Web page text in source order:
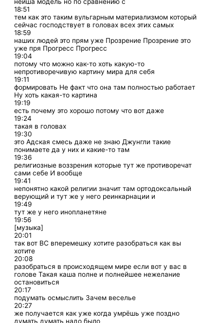
18:51
тем как это таким вульгарным материализмом который
сейчас господствует в головах всех этих самых
18:59
наших людей это прям уже Прозрение Прозрение это
уже пря Прогресс Прогресс
19:04
потому что можно как-то хоть какую-то
непротиворечивую картину мира для себя
19:11
формировать Не факт что она там полностью работает
Ну хоть какая-то картина
19:19
есть почему это хорошо потому что вот даже
19:24
такая в головах
19:30
это Адская смесь даже не знаю Джунгли такие
понимаете да у них и какие-то там
19:36
религиозные воззрения которые тут же противоречат
сами себе И вообще
19:41
непонятно какой религии значит там ортодоксальный
верующий и тут же у него реинкарнации и
19:49
тут же у него инопланетяне
19:56
[музыка]
20:01
так вот ВС вперемешку хотите разобраться как вы
хотите
20:08
разобраться в происходящем мире если вот у вас в
голове Такая каша полне и полнейшее нежелание
остановиться
20:17
подумать осмыслить Зачем веселье
20:27
же получается как уже когда умрёшь уже поздно
думать думать надо было